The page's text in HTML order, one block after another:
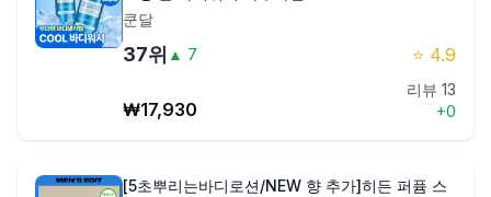
쿤달
37위 ▲ 7 ⭐ 4.9
₩17,930
리뷰 13
+0
[5초뿌리는바디로션/NEW 향 추가]히든 퍼퓸 스